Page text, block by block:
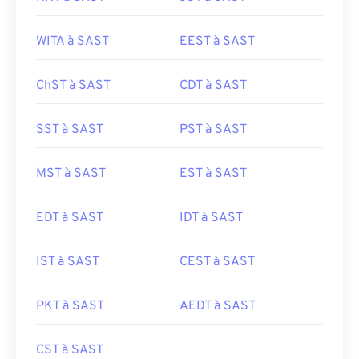
WITA à SAST EEST à SAST
ChST à SAST CDT à SAST
SST à SAST PST à SAST
MST à SAST EST à SAST
EDT à SAST IDT à SAST
IST à SAST CEST à SAST
PKT à SAST AEDT à SAST
CST à SAST